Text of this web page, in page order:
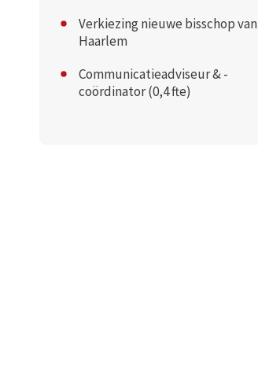
Verkiezing nieuwe bisschop van
Haarlem
Communicatieadviseur & -
coördinator (0,4 fte)